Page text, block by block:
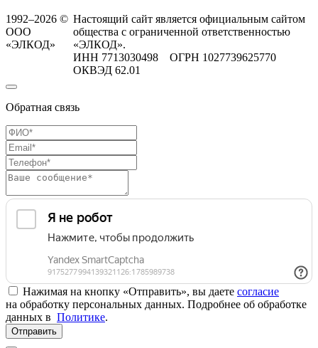
1992–2026 ©
ООО
«ЭЛКОД»
Настоящий сайт является официальным сайтом
общества с ограниченной ответственностью
«ЭЛКОД».
ИНН 7713030498 ОГРН 1027739625770
ОКВЭД 62.01
Обратная связь
Нажимая на кнопку «Отправить», вы даете согласие
на обработку персональных данных. Подробнее об обработке
данных в Политике.
Отправить